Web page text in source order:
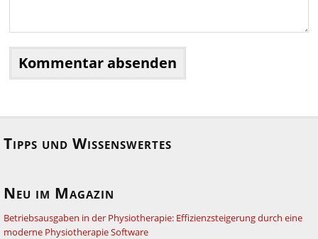
Tipps und Wissenswertes
Neu im Magazin
Betriebsausgaben in der Physiotherapie: Effizienzsteigerung durch eine
moderne Physiotherapie Software